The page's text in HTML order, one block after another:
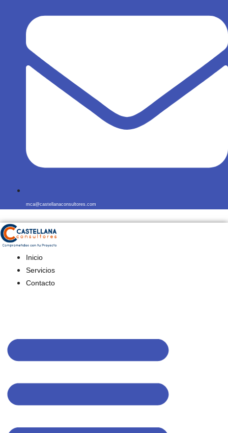
mca@castellanaconsultores.com
Inicio
Servicios
Contacto